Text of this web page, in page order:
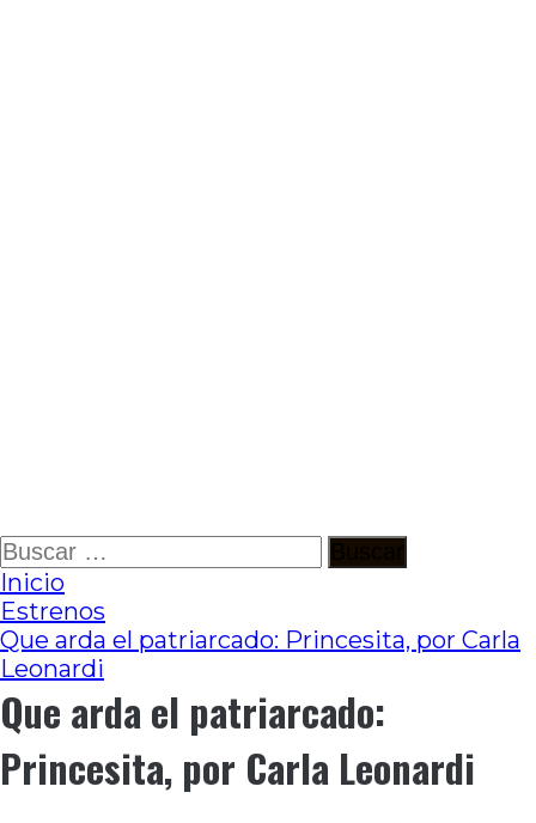
Ir
al
contenido
Buscar:
Inicio
Estrenos
Que arda el patriarcado: Princesita, por Carla
Leonardi
Que arda el patriarcado:
Princesita, por Carla Leonardi